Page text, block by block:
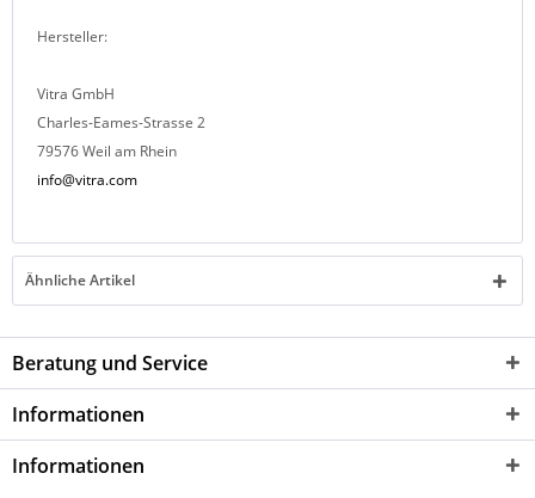
Hersteller:
Vitra GmbH
Charles-Eames-Strasse 2
79576 Weil am Rhein
info@vitra.com
Ähnliche Artikel
Beratung und Service
Informationen
Informationen